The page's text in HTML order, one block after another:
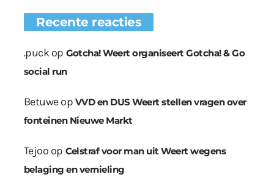
Recente reacties
.puckop Gotcha! Weert organiseert Gotcha! & Go
social run
Betuweop VVD en DUS Weert stellen vragen over
fonteinen Nieuwe Markt
Tejoo op Celstraf voor man uit Weert wegens
belaging en vernieling